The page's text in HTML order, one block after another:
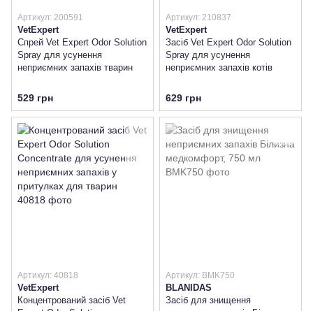
Артикул: 200591
VetExpert
Спрей Vet Expert Odor Solution
Spray для усунення
неприємних запахів тварин
529 грн
Артикул: 210837
VetExpert
Засіб Vet Expert Odor Solution
Spray для усунення
неприємних запахів котів
629 грн
Артикул: 40818
VetExpert
Концентрований засіб Vet
Артикул: BMK750
BLANIDAS
Засіб для знищення